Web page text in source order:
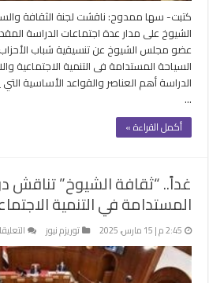
كتبت- سها ممدوح: ناقشت لجنة الثقافة
الشيوخ على مدار عدة اجتماعات الدراسة
عضو مجلس الشيوخ عن تنسيقية شباب الأحزاب
السياحة المستدامة فى التنمية الاجتماعية
الدراسة أهم العناصر والقواعد الأساسية
…
أكمل القراءة »
غداً.. “ثقافة الشيوخ” تناقش
المستدامة في التنمية
2:45 م | 15 مارس، 2025 توريزم نيوز